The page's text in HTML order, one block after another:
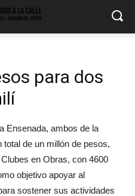
para dos
Ensenada, ambos de la
de un millón de pesos,
en Obras, con 4600
objetivo apoyar al
sostener sus actividades